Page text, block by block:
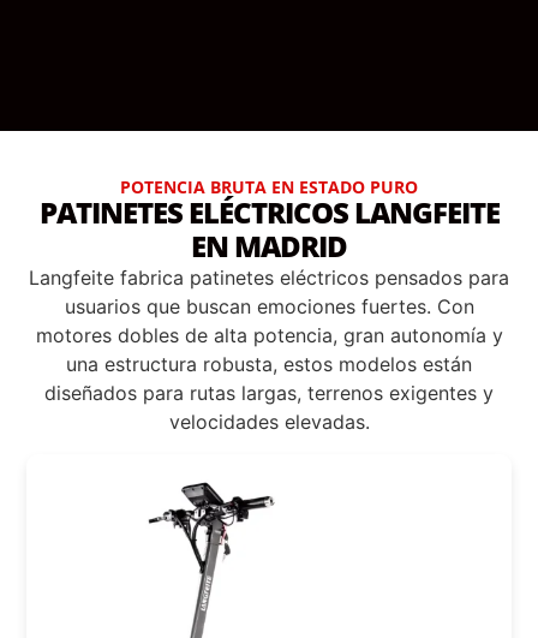
POTENCIA BRUTA EN ESTADO PURO
PATINETES ELÉCTRICOS LANGFEITE
EN MADRID
Langfeite fabrica patinetes eléctricos pensados para
usuarios que buscan emociones fuertes. Con
motores dobles de alta potencia, gran autonomía y
una estructura robusta, estos modelos están
diseñados para rutas largas, terrenos exigentes y
velocidades elevadas.